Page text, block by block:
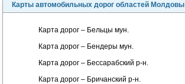
Карты автомобильных дорог областей Молдовы
Карта дорог – Бельцы мун.
Карта дорог – Бендеры мун.
Карта дорог – Бессарабский р-н.
Карта дорог – Бричанский р-н.